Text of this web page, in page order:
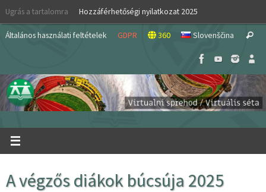
Skip
content
Ugrás a tartalomra Hozzáférhetőségi nyilatkozat 2025
Általános használati feltételek GDPR 360 Slovenščina Search
A végzős diákok búcsúja 2025